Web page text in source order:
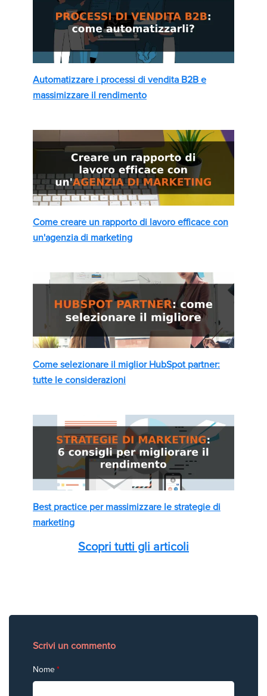
Automatizzare i processi di vendita B2B e
massimizzare il rendimento
Come creare un rapporto di lavoro efficace con
un'agenzia di marketing
Come selezionare il miglior HubSpot partner:
tutte le considerazioni
Best practice per massimizzare le strategie di
marketing
Scopri tutti gli articoli
Scrivi un commento
Nome*